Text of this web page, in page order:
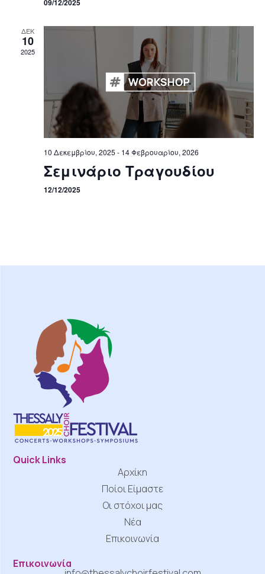
09/12/2025
ΔΕΚ
10
2025
10 Δεκεμβρίου, 2025 - 14 Φεβρουαρίου, 2026
Σεμινάριο Τραγουδίου
12/12/2025
Quick Links
Αρχίκη
Ποίοι Είμαστε
Οι στόχοι μας
Νέα
Επικοινωνία
Επικοινωνία